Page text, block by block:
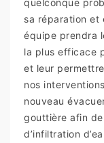
quelconque
sa réparation et
équipe prendra
la plus efficace
et leur
nos
nouveau
gouttière afin
d’infiltration